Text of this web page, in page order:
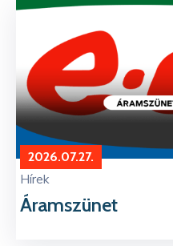
2026.07.27.
Hírek
Áramszünet